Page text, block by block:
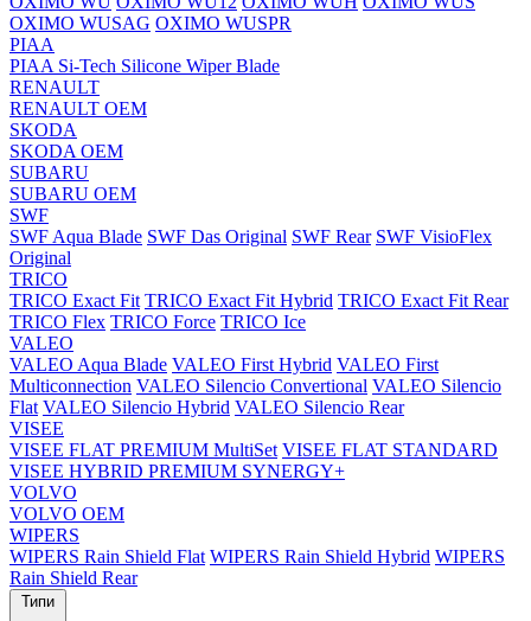
OXIMO WUSAG OXIMO WUSPR
PIAA
PIAA Si-Tech Silicone Wiper Blade
RENAULT
RENAULT OEM
SKODA
SKODA OEM
SUBARU
SUBARU OEM
SWF
SWF Aqua Blade SWF Das Original SWF Rear SWF VisioFlex
Original
TRICO
TRICO Exact Fit TRICO Exact Fit Hybrid TRICO Exact Fit Rear
TRICO Flex TRICO Force TRICO Ice
VALEO
VALEO Aqua Blade VALEO First Hybrid VALEO First
Multiconnection VALEO Silencio Convertional VALEO Silencio
Flat VALEO Silencio Hybrid VALEO Silencio Rear
VISEE
VISEE FLAT PREMIUM MultiSet VISEE FLAT STANDARD
VISEE HYBRID PREMIUM SYNERGY+
VOLVO
VOLVO OEM
WIPERS
WIPERS Rain Shield Flat WIPERS Rain Shield Hybrid WIPERS
Rain Shield Rear
Типи